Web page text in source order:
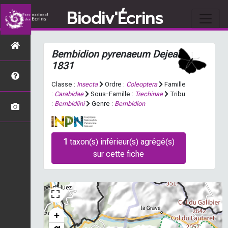
Biodiv'Écrins
Bembidion pyrenaeumDejean,
1831
Classe : Insecta Ordre : Coleoptera
Famille
: Carabidae Sous-Famille : Trechinae
Tribu
: Bembidiini Genre : Bembidion
1 taxon(s) inférieur(s) agrégé(s)
sur cette fiche
+